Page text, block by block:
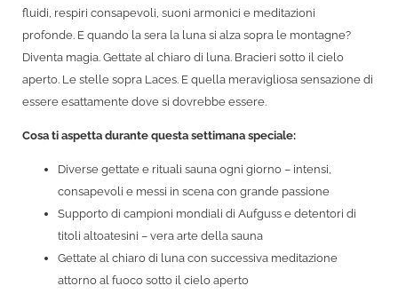
fluidi, respiri consapevoli, suoni armonici e meditazioni
profonde. E quando la sera la luna si alza sopra le montagne?
Diventa magia. Gettate al chiaro di luna. Bracieri sotto il cielo
aperto. Le stelle sopra Laces. E quella meravigliosa sensazione di
essere esattamente dove si dovrebbe essere.
Cosa ti aspetta durante questa settimana speciale:
Diverse gettate e rituali sauna ogni giorno – intensi,
consapevoli e messi in scena con grande passione
Supporto di campioni mondiali di Aufguss e detentori di
titoli altoatesini – vera arte della sauna
Gettate al chiaro di luna con successiva meditazione
attorno al fuoco sotto il cielo aperto